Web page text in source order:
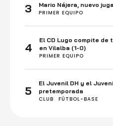
3
Mario Nájera, nuevo
PRIMER EQUIPO
4
El CD Lugo compite de
en Vilalba (1-0)
PRIMER EQUIPO
5
El Juvenil DH y el
pretemporada
CLUB
FÚTBOL-BASE